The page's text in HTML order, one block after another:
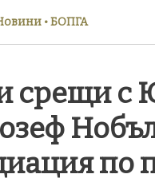
• БОПГА
срещи с
по